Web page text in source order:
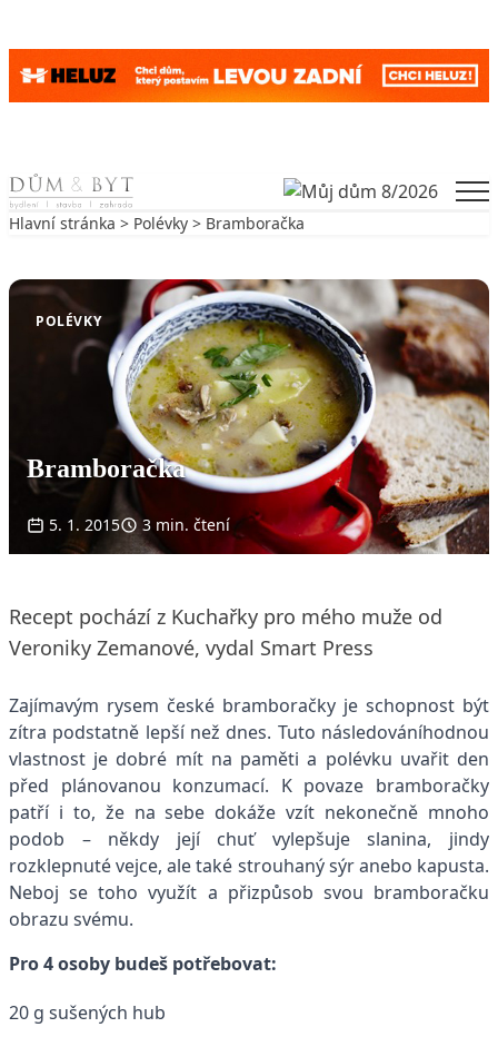
Skip to content
Hlavní stránka > Polévky > Bramboračka
POLÉVKY
Bramboračka
5. 1. 2015 3 min. čtení
Recept pochází z Kuchařky pro mého muže od
Veroniky Zemanové, vydal Smart Press
Zajímavým rysem české bramboračky je schopnost být
zítra podstatně lepší než dnes. Tuto následováníhodnou
vlastnost je dobré mít na paměti a polévku uvařit den
před plánovanou konzumací. K povaze bramboračky
patří i to, že na sebe dokáže vzít nekonečně mnoho
podob – někdy její chuť vylepšuje slanina, jindy
rozklepnuté vejce, ale také strouhaný sýr anebo kapusta.
Neboj se toho využít a přizpůsob svou bramboračku
obrazu svému.
Pro 4 osoby budeš potřebovat:
20 g sušených hub